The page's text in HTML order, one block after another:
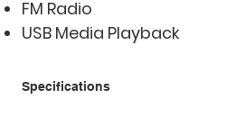
FM Radio
USB Media Playback
Specifications